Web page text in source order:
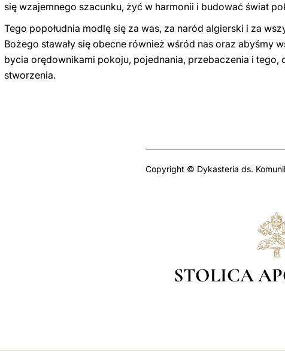
się wzajemnego szacunku, żyć w harmonii i budować świat
Tego popołudnia modlę się za was, za naród algierski i za
Bożego stawały się obecne również wśród nas oraz
bycia orędownikami pokoju, pojednania, przebaczenia i tego,
stworzenia.
Copyright © Dykasteria ds.
STOLICA